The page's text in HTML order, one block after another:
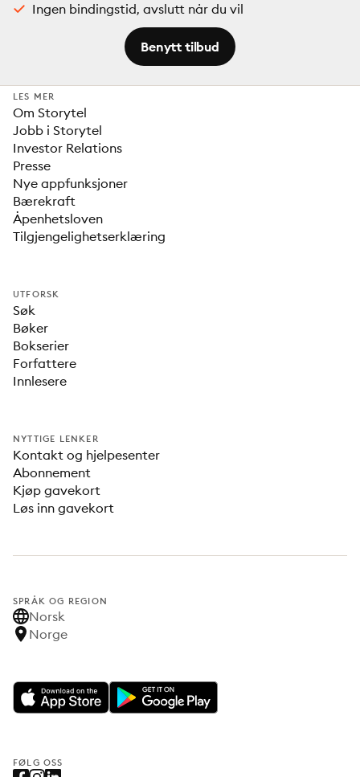
Ingen bindingstid, avslutt når du vil
Benytt tilbud
LES MER
Om Storytel
Jobb i Storytel
Investor Relations
Presse
Nye appfunksjoner
Bærekraft
Åpenhetsloven
Tilgjengelighetserklæring
UTFORSK
Søk
Bøker
Bokserier
Forfattere
Innlesere
NYTTIGE LENKER
Kontakt og hjelpesenter
Abonnement
Kjøp gavekort
Løs inn gavekort
SPRÅK OG REGION
Norsk
Norge
FØLG OSS